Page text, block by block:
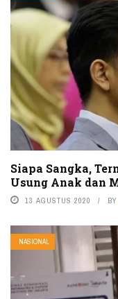
Siapa Sangka,
Usung Anak dan
13 AGUSTUS 2020 BY
NASIONAL